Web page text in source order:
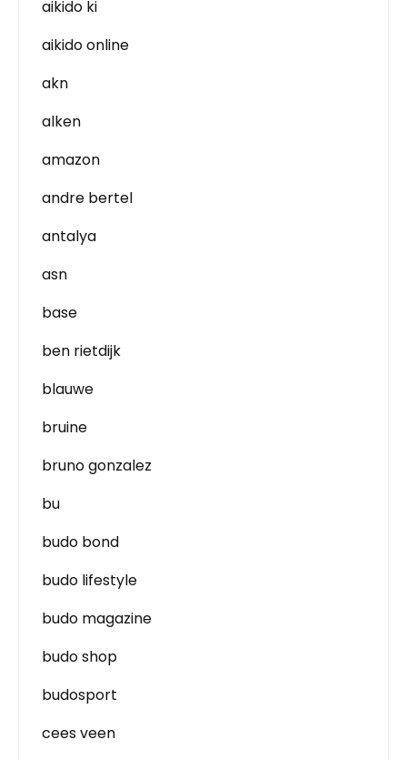
aikido ki
aikido online
akn
alken
amazon
andre bertel
antalya
asn
base
ben rietdijk
blauwe
bruine
bruno gonzalez
bu
budo bond
budo lifestyle
budo magazine
budo shop
budosport
cees veen